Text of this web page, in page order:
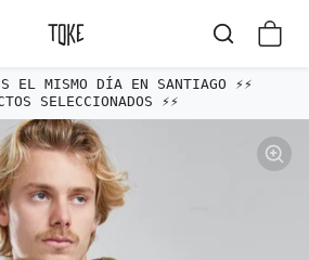
EL MISMO DÍA EN SANTIAGO ⚡️⚡️
SELECCIONADOS ⚡️⚡️
del producto